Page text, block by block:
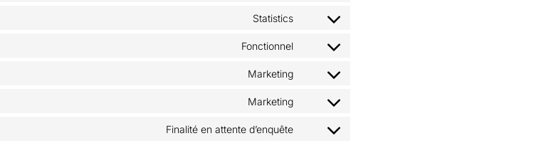
Statistics
Fonctionnel
Marketing
Marketing
Finalité en attente d’enquête